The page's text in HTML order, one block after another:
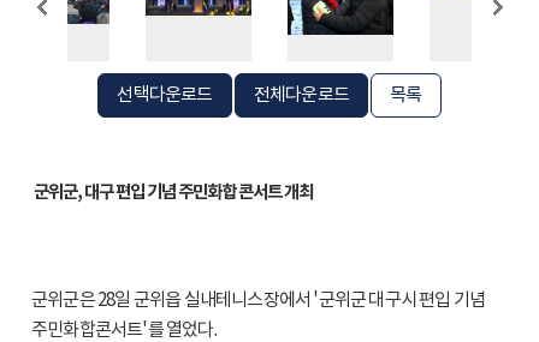
선택다운로드 전체다운로드 목록
군위군, 대구 편입 기념 주민화합 콘서트 개최
군위군은 28일 군위읍 실내테니스장에서 '군위군 대구시 편입 기념
주민화합콘서트'를 열었다.